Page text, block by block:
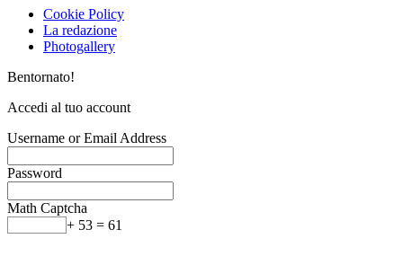
Cookie Policy
La redazione
Photogallery
Bentornato!
Accedi al tuo account
Username or Email Address
Password
Math Captcha
+ 53 = 61